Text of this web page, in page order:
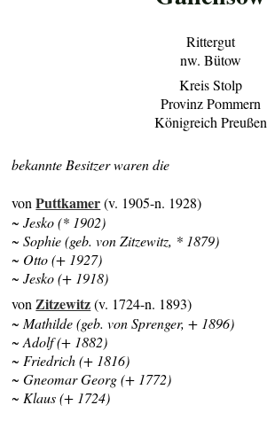
Rittergut
nw. Bütow
Kreis Stolp
Provinz Pommern
Königreich Preußen
bekannte Besitzer waren die
vonPuttkamer(v. 1905-n. 1928)
~ Jesko (* 1902)
~ Sophie (geb. von Zitzewitz, * 1879)
~ Otto (+ 1927)
~ Jesko (+ 1918)
von Zitzewitz(v. 1724-n. 1893)
~ Mathilde (geb. von Sprenger, + 1896)
~ Adolf (+ 1882)
~ Friedrich (+ 1816)
~ Gneomar Georg (+ 1772)
~ Klaus (+ 1724)